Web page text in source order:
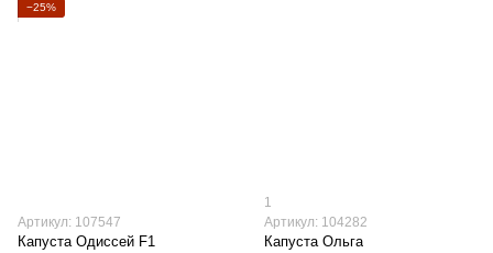
−25%
Артикул: 107547
Капуста Одиссей F1
1
Артикул: 104282
Капуста Ольга